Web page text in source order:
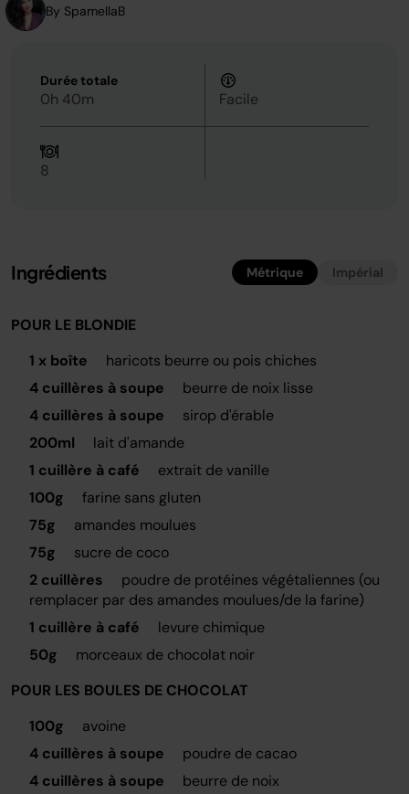
page.
By SpamellaB
Durée totale
0h 40m Facile
8
Ingrédients Métrique Impérial
POUR LE BLONDIE
1 x boîte
haricots beurre ou pois chiches
4 cuillères à soupe
beurre de noix lisse
4 cuillères à soupe
sirop d'érable
200ml
lait d'amande
1 cuillère à café
extrait de vanille
100g
farine sans gluten
75g
amandes moulues
75g
sucre de coco
2 cuillères
poudre de protéines végétaliennes (ou
remplacer par des amandes moulues/de la farine)
1 cuillère à café
levure chimique
50g
morceaux de chocolat noir
POUR LES BOULES DE CHOCOLAT
100g
avoine
4 cuillères à soupe
poudre de cacao
4 cuillères à soupe
beurre de noix